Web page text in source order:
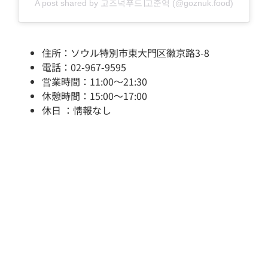
A post shared by 고즈넉푸드∣고준억 (@goznuk.food)
住所：ソウル特別市東大門区徽京路3-8
電話：02-967-9595
営業時間：11:00～21:30
休憩時間：15:00～17:00
休日 ：情報なし